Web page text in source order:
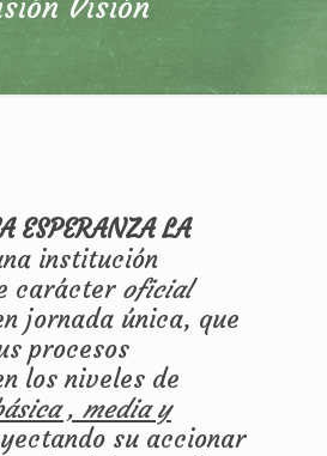
Visión
ESPERANZA LA
institución
carácter oficial
jornada única, que
procesos
los niveles de
, media y
su accionar